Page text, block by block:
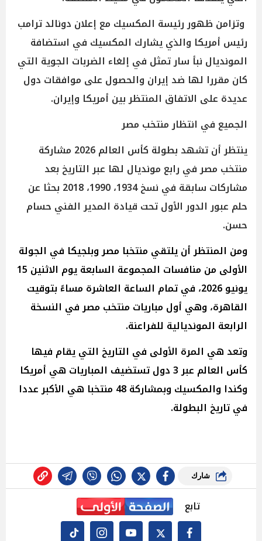
وتزامن ظهور رئيسة المكسيك مع إعلان دونالد ترامب
رئيس أمريكا والذي يشارك المكسيك في استضافة
المونديال نبأ سار تمثل في إلغاء الضربات الجوية التي
كان مقررا لها ضد إيران والحصول على موافقات دول
عديدة على الاتفاق المنتظر بين أمريكا وإيران.
الجميع في انتظار منتخب مصر
ينتظر أن تشهد بطولة كأس العالم 2026 مشاركة
منتخب مصر في رابع مونديال لها عبر التاريخ بعد
مشاركات سابقة في نسخ 1934، 1990، 2018 بحثا عن
حلم عبور الدور الأول تحت قيادة المدير الفني حسام
حسن.
ومن المنتظر أن يلتقي منتخبا مصر وبلجيكا في الجولة
الأولى من منافسات المجموعة السابعة يوم الاثنين 15
يونيو 2026، في تمام الساعة العاشرة مساءً بتوقيت
القاهرة، وهي أول مباريات منتخب مصر في النسخة
الرابعة المونديالية للفراعنة.
وتعد هي المرة الأولى في التاريخ التي يقام فيها
كأس العالم عبر 3 دول تستضيف المباريات هي أمريكا
وكندا والمكسيك وبمشاركة 48 منتخبا هي الأكبر عددا
في تاريخ البطولة.
شارك
تابع